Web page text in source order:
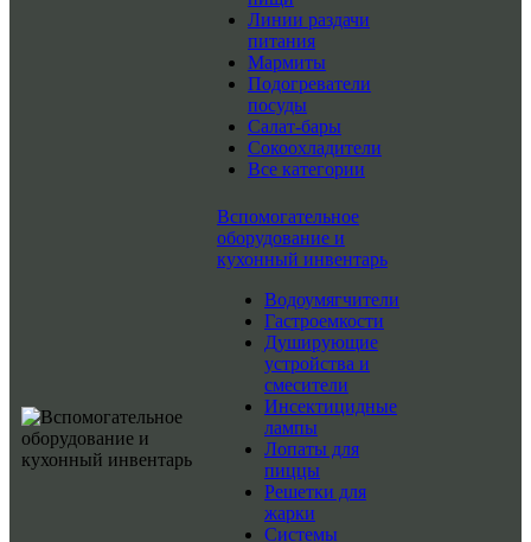
Линии раздачи
питания
Мармиты
Подогреватели
посуды
Салат-бары
Сокоохладители
Все категории
Вспомогательное
оборудование и
кухонный инвентарь
Водоумягчители
Гастроемкости
Душирующие
устройства и
смесители
Инсектицидные
лампы
Лопаты для
пиццы
Решетки для
жарки
Системы